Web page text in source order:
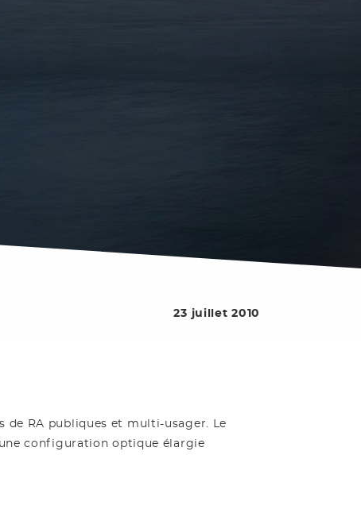
23 juillet 2010
de RA publiques et multi-usager. Le
configuration optique élargie